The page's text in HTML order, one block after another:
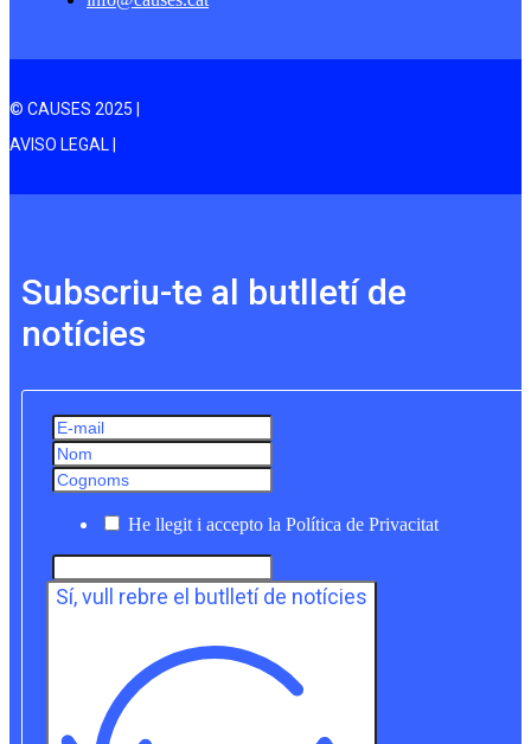
© CAUSES 2025 |
AVISO LEGAL |
Subscriu-te al butlletí de
notícies
He llegit i accepto la Política de Privacitat
Sí, vull rebre el butlletí de notícies